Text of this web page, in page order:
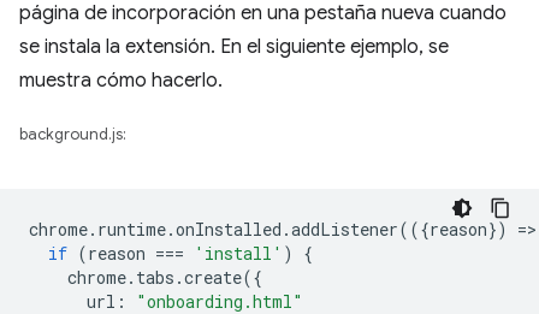
página de incorporación en una pestaña nueva cuando
se instala la extensión. En el siguiente ejemplo, se
muestra cómo hacerlo.
background.js:
chrome. runtime.onInstalled .addListener(({reason}) =>
if (reason === 'install' )
{
chrome. tabs .create({
url : "onboarding.html"